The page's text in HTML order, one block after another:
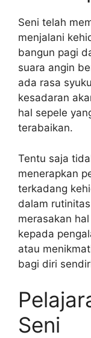
Seni telah
menjalani
bangun pagi
suara angin
ada rasa
kesadaran
hal sepele
terabaikan.
Tentu saja
menerapkan
terkadang
dalam
merasakan
kepada
atau
bagi diri
Seni